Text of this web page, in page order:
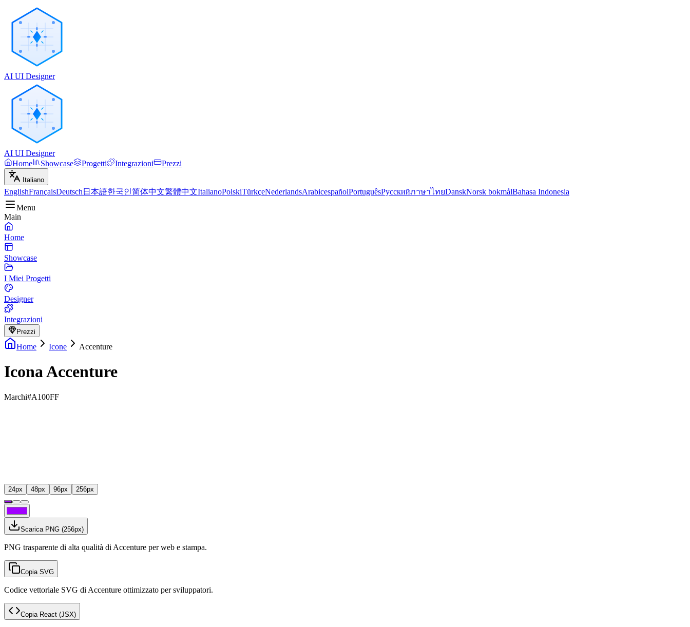
AI UI Designer
AI UI Designer
Home
Showcase Progetti Integrazioni Prezzi
Italiano
EnglishFrançaisDeutsch 日本語한국인简体中文繁體中文ItalianoPolskiTürkçeNederlandsArabicespañolPortuguêsРусскийภาษาไทยDanskNorsk bokmålBahasa Indonesia
Menu
Main
Home
Showcase
I Miei Progetti
Designer
Integrazioni
Prezzi
Home Icone Accenture
Icona Accenture
Marchi#A100FF
24px 48px 96px 256px
Scarica PNG (256px)
PNG trasparente di alta qualità di Accenture per web e stampa.
Copia SVG
Codice vettoriale SVG di Accenture ottimizzato per sviluppatori.
Copia React (JSX)